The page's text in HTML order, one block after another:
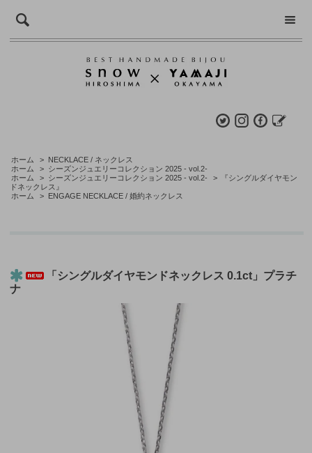
ホーム > NECKLACE / ネックレス
ホーム
> シーズンジュエリーコレクション 2025 - vol.2-
ホーム
> シーズンジュエリーコレクション 2025 - vol.2- >
『シングルダイヤモン
ドネックレス』
ホーム
> ENGAGE NECKLACE / 婚約ネックレス
「シングルダイヤモンドネックレス 0.1ct」プラチ
ナ